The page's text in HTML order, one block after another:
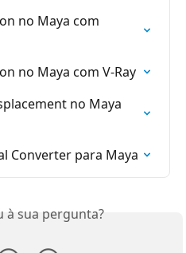
no Maya com
no Maya com V-Ray
no Maya
Converter para Maya
à sua pergunta?